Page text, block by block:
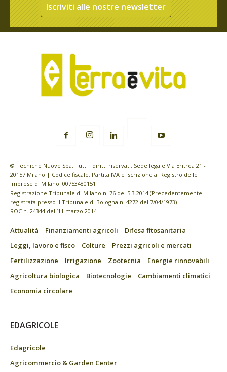
Iscriviti alle nostre newsletter
© Tecniche Nuove Spa. Tutti i diritti riservati. Sede legale Via Eritrea 21 -
20157 Milano | Codice fiscale, Partita IVA e Iscrizione al Registro delle
imprese di Milano: 00753480151
Registrazione Tribunale di Milano n. 76 del 5.3.2014 (Precedentemente
registrata presso il Tribunale di Bologna n. 4272 del 7/04/1973)
ROC n. 24344 dell’11 marzo 2014
Attualità Finanziamenti agricoli
Difesa fitosanitaria
Leggi, lavoro e fisco
Colture
Prezzi agricoli e mercati
Fertilizzazione
Irrigazione Zootecnia
Energie rinnovabili
Agricoltura biologica
Biotecnologie
Cambiamenti climatici
Economia circolare
EDAGRICOLE
Edagricole
Agricommercio & Garden Center